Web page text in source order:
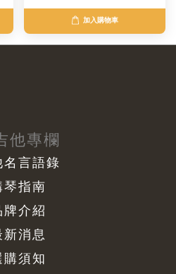
加入購物車
他專欄
名言語錄
琴指南
牌介紹
新消息
購須知